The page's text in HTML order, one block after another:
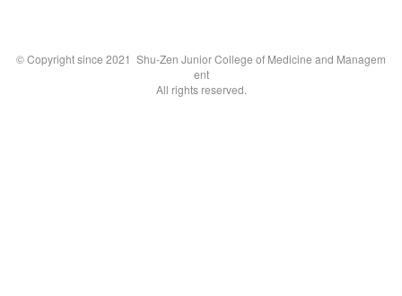
© Copyright since 2021 Shu-Zen Junior College of Medicine and Managem
ent
All rights reserved.